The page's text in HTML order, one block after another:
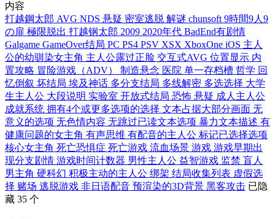
内容
打越鋼太郎 AVG NDS 悬疑 密室逃脱 解谜 chunsoft 9時間9人9
の扉 極限脱出 打越钢太郎 2009 2020年代 BadEnd有剧情
Galgame GameOver结局 PC PS4 PSV XSX XboxOne iOS 主人
公的幼驯染女主角 主人公露过正脸 交互式AVG 位置显示 内
置攻略 冒险游戏（ADV） 制造悬念 医院 单一存档槽 哲学 回
忆倒叙 坏结局 埃及神话 多分支结局 多线解密 多选选择 大学
生主人公 大段说明 实验室 开放式结局 恐怖 悬疑 成人主人公
成就系统 拥有4个或更多选项的选择 文本占据大部分画面 无
意义的选项 无色情内容 无跳过已读文本选项 暴力文本描述 有
健康问题的女主角 有声思维 有配音的主人公 标记已选择选项
核心女主角 死亡恐惧症 死亡游戏 流血场景 游戏 游戏早期出
现分支剧情 游戏时间计数器 男性主人公 益智游戏 监禁 盲人
男主角 硬科幻 积极主动的主人公 绑架 结局收集列表 虚假选
择 赌场 逃脱游戏 非日语配音 预渲染的3D背景 黑客攻击 已隐
藏 35 个